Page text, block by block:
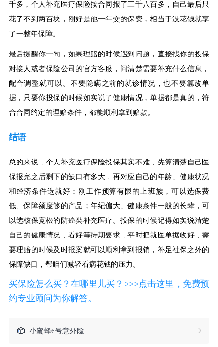
千多，个人补充医疗保险按合同报了三千八百多，自己最后只
花了不到两百块，刚好是他一年交的保费，相当于没花钱就享
了一整年保障。
最后提醒你一句，如果理赔的时候遇到问题，直接找你的投保
对接人或者保险公司的官方客服，问清楚需要补充什么信息，
配合调整就可以。不要隐瞒之前的就诊情况，也不要篡改单
据，只要你投保的时候如实说了健康情况，单据都是真的，符
合合同约定的理赔条件，都能顺利拿到赔款。
结语
总的来说，个人补充医疗保险投保其实不难，先算清楚自己医
保报完之后剩下的缺口有多大，再对应自己的年龄、健康状况
和经济条件选就好：刚工作预算有限的上班族，可以选保费
低、保障额度够的产品；年纪偏大、健康条件一般的长辈，可
以选核保宽松的防癌类补充医疗。投保的时候记得如实说清楚
自己的健康情况，看好等待期要求，平时把就医单据收好，需
要理赔的时候及时报案就可以顺利拿到报销，补足社保之外的
保障缺口，帮咱们减轻看病花钱的压力。
买保险怎么买？在哪里儿买？>>>点击这里，免费预
约专业顾问为你解答。
小蜜蜂6号意外险